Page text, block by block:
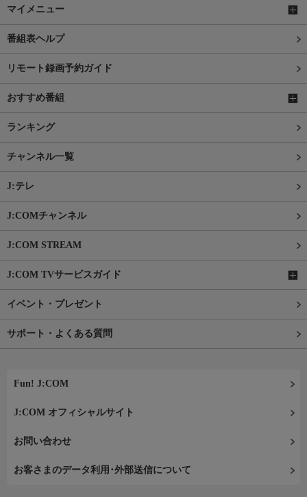
マイメニュー
番組表ヘルプ
リモート録画予約ガイド
おすすめ番組
ランキング
チャンネル一覧
J:テレ
J:COMチャンネル
J:COM STREAM
J:COM TVサービスガイド
イベント・プレゼント
サポート・よくある質問
Fun! J:COM
J:COM オフィシャルサイト
お問い合わせ
お客さまのデータ利用･外部送信について